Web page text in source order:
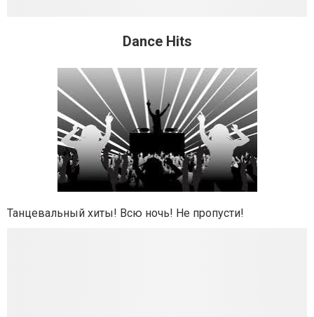
Dance Hits
Танцевальный хиты! Всю ночь! Не пропусти!